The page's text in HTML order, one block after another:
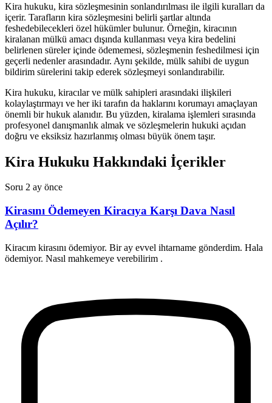
Kira hukuku, kira sözleşmesinin sonlandırılması ile ilgili kuralları da
içerir. Tarafların kira sözleşmesini belirli şartlar altında
feshedebilecekleri özel hükümler bulunur. Örneğin, kiracının
kiralanan mülkü amacı dışında kullanması veya kira bedelini
belirlenen süreler içinde ödememesi, sözleşmenin feshedilmesi için
geçerli nedenler arasındadır. Aynı şekilde, mülk sahibi de uygun
bildirim sürelerini takip ederek sözleşmeyi sonlandırabilir.
Kira hukuku, kiracılar ve mülk sahipleri arasındaki ilişkileri
kolaylaştırmayı ve her iki tarafın da haklarını korumayı amaçlayan
önemli bir hukuk alanıdır. Bu yüzden, kiralama işlemleri sırasında
profesyonel danışmanlık almak ve sözleşmelerin hukuki açıdan
doğru ve eksiksiz hazırlanmış olması büyük önem taşır.
Kira Hukuku Hakkındaki İçerikler
Soru 2 ay önce
Kirasını Ödemeyen Kiracıya Karşı Dava Nasıl
Açılır?
Kiracım kirasını ödemiyor. Bir ay evvel ihtarname gönderdim. Hala
ödemiyor. Nasıl mahkemeye verebilirim .